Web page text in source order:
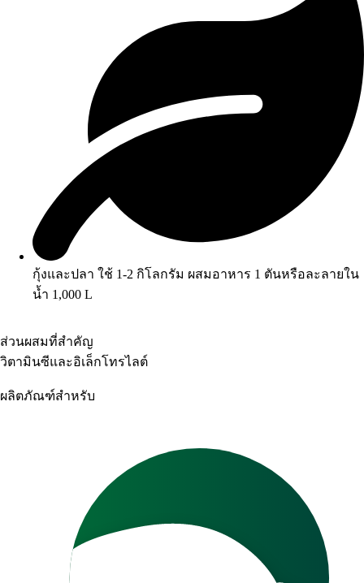
กุ้งและปลา ใช้ 1-2 กิโลกรัม ผสมอาหาร 1 ตันหรือละลายใน
น้ำ 1,000 L
ส่วนผสมที่สำคัญ
วิตามินซีและอิเล็กโทรไลต์
ผลิตภัณฑ์สำหรับ